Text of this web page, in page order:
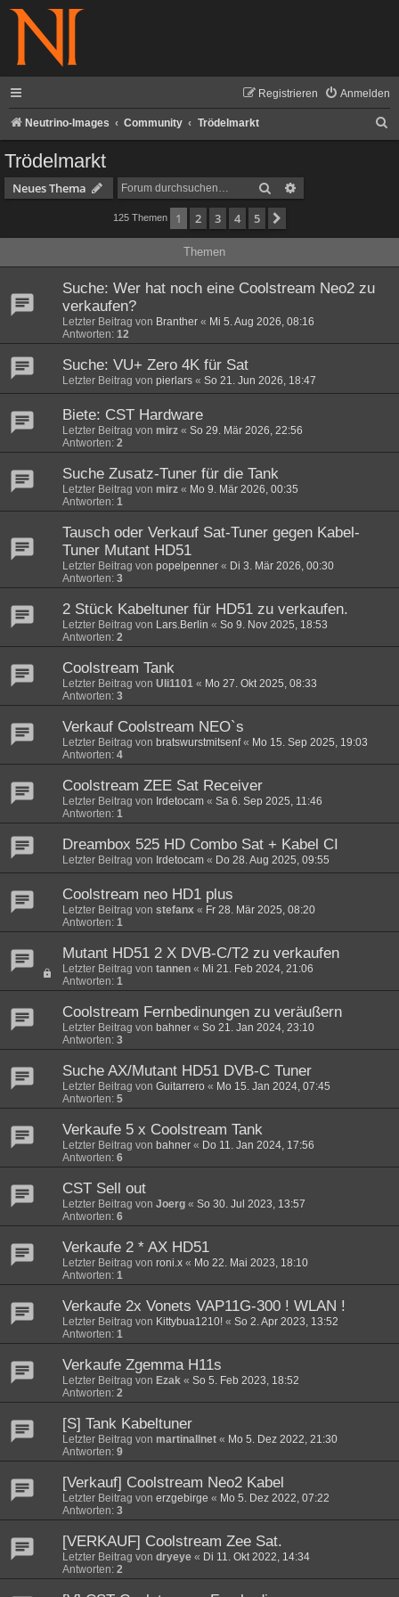
Anmelden
Registrieren
Neutrino-Images Community Trödelmarkt
Trödelmarkt
Neues Thema Suche
125 Themen 1 2 3 4 5
Themen
Suche: Wer hat noch eine Coolstream Neo2 zu
verkaufen?
Letzter Beitrag von Branther « Mi 5. Aug 2026, 08:16
Antworten: 12
Suche: VU+ Zero 4K für Sat
Letzter Beitrag von pierlars « So 21. Jun 2026, 18:47
Biete: CST Hardware
Letzter Beitrag von mirz « So 29. Mär 2026, 22:56
Antworten: 2
Suche Zusatz-Tuner für die Tank
Letzter Beitrag von mirz « Mo 9. Mär 2026, 00:35
Antworten: 1
Tausch oder Verkauf Sat-Tuner gegen Kabel-
Tuner Mutant HD51
Letzter Beitrag von popelpenner « Di 3. Mär 2026, 00:30
Antworten: 3
2 Stück Kabeltuner für HD51 zu verkaufen.
Letzter Beitrag von Lars.Berlin « So 9. Nov 2025, 18:53
Antworten: 2
Coolstream Tank
Letzter Beitrag von Uli1101 « Mo 27. Okt 2025, 08:33
Antworten: 3
Verkauf Coolstream NEO`s
Letzter Beitrag von bratswurstmitsenf« Mo 15. Sep 2025, 19:03
Antworten: 4
Coolstream ZEE Sat Receiver
Letzter Beitrag von Irdetocam « Sa 6. Sep 2025, 11:46
Antworten: 1
Dreambox 525 HD Combo Sat + Kabel CI
Letzter Beitrag von Irdetocam « Do 28. Aug 2025, 09:55
Coolstream neo HD1 plus
Letzter Beitrag von stefanx « Fr 28. Mär 2025, 08:20
Antworten: 1
Mutant HD51 2 X DVB-C/T2 zu verkaufen
Letzter Beitrag von tannen « Mi 21. Feb 2024, 21:06
Antworten: 1
Coolstream Fernbedinungen zu veräußern
Letzter Beitrag von bahner « So 21. Jan 2024, 23:10
Antworten: 3
Suche AX/Mutant HD51 DVB-C Tuner
Letzter Beitrag von Guitarrero « Mo 15. Jan 2024, 07:45
Antworten: 5
Verkaufe 5 x Coolstream Tank
Letzter Beitrag von bahner « Do 11. Jan 2024, 17:56
Antworten: 6
CST Sell out
Letzter Beitrag von Joerg « So 30. Jul 2023, 13:57
Antworten: 6
Verkaufe 2 * AX HD51
Letzter Beitrag von roni.x « Mo 22. Mai 2023, 18:10
Antworten: 1
Verkaufe 2x Vonets VAP11G-300 ! WLAN !
Letzter Beitrag von Kittybua1210! « So 2. Apr 2023, 13:52
Antworten: 1
Verkaufe Zgemma H11s
Letzter Beitrag von Ezak « So 5. Feb 2023, 18:52
Antworten: 2
[S] Tank Kabeltuner
Letzter Beitrag von martinallnet « Mo 5. Dez 2022, 21:30
Antworten: 9
[Verkauf] Coolstream Neo2 Kabel
Letzter Beitrag von erzgebirge « Mo 5. Dez 2022, 07:22
Antworten: 3
[VERKAUF] Coolstream Zee Sat.
Letzter Beitrag von dryeye « Di 11. Okt 2022, 14:34
Antworten: 2